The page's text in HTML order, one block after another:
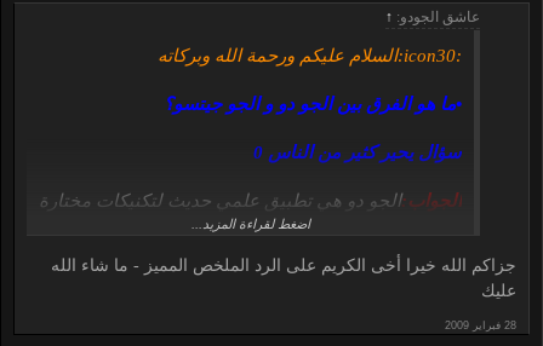
عاشق الجودو: ↑
:icon30:السلام عليكم ورحمة الله وبركاته
•ما هو الفرق بين الجو دو والجو جيتسو؟
سؤال يحير كثير من الناس 0
الجواب:الجو دو هي تطبيق علمي حديث لتكنيكات مختارة
من الجو جيتسو التي قد يتدرب عليها لتطوير الذات*
التربية البدنية و الرياضة00
النفس* بينما يمكن أن يتدرب علي الجو دو بصوره عامة
اضغط لقراءة المزيد...
جزاكم الله خيرا أخى الكريم على الرد الملخص المميز - ما شاء الله
عليك